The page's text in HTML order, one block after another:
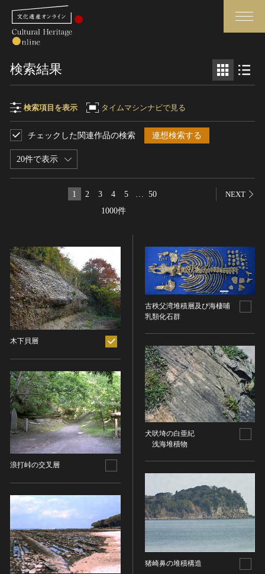
さらに詳細検索
トップ
全国の美術館・博物館
世界遺産
無形文化遺産
動画で見る無形の文化財
媒体資料・関連記事等
博物館、美術館の皆さまへ
お知らせ一覧
ヘルプ
このサイトについて
関連サイトリンク
サイトのご意見はこちら
文化遺産データベース
国指定文化財等データベース
検索結果
検索項目を表示 タイムマシンナビで見る
20件で表示
チェックした関連作品の検索 連想検索する
1000件
1 2 3 4 5 50 NEXT
木下貝層
浪打峠の交叉層
古秩父湾堆積層及び海棲哺
乳類化石群
犬吠埼の白亜紀
浅海堆積物
猪崎鼻の堆積構造
検索項目
フリーワード
制作者名
時代
時代を選択
縄文 [日本]
弥生 [日本]
古墳 [日本]
飛鳥 [日本]
奈良 [日本]
平安 [日本]
鎌倉 [日本]
南北朝 [日本]
室町 [日本]
安土・桃山 [日本]
江戸 [日本]
明治 [日本]
大正 [日本]
分野
分野を選択
建造物
宗教建築
城郭建築
住居建築
近世以前その他
近代その他
絵画
日本画
油彩画
水彩
素描
所在地（都道府県）
所在地（都道府県）を選択
所在地（市区町村）
所在地（市区町村）を選択
所蔵館
指定区分
指定区分を選択